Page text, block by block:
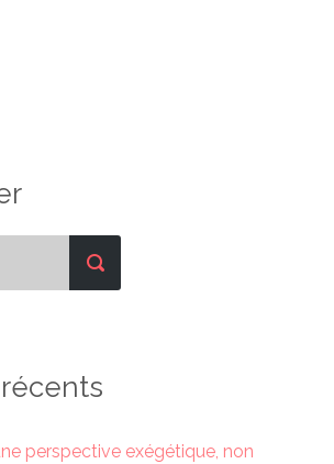
perspective exégétique, non